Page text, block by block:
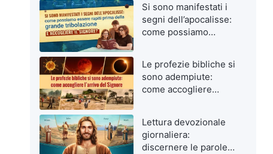
Si sono manifestati i
segni dell’apocalisse:
come possiamo
tribolazione e
accogliere il Signore?
Le profezie bibliche si
sono adempiute:
come accogliere
Lettura devozionale
giornaliera:
discernere le parole